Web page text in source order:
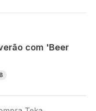
com 'Beer